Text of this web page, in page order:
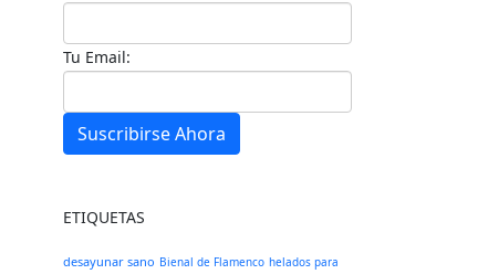
Tu Email:
Suscribirse Ahora
ETIQUETAS
desayunar sano Bienal de Flamenco helados para